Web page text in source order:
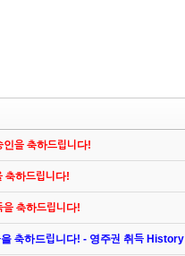
인을 축하드립니다!
축하드립니다!
을 축하드립니다!
축하드립니다! - 영주권 취득 History